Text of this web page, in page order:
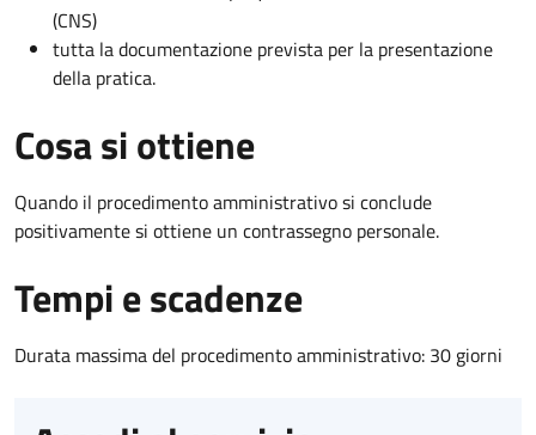
(CNS)
tutta la documentazione prevista per la presentazione
della pratica.
Cosa si ottiene
Quando il procedimento amministrativo si conclude
positivamente si ottiene un contrassegno personale.
Tempi e scadenze
Durata massima del procedimento amministrativo: 30 giorni